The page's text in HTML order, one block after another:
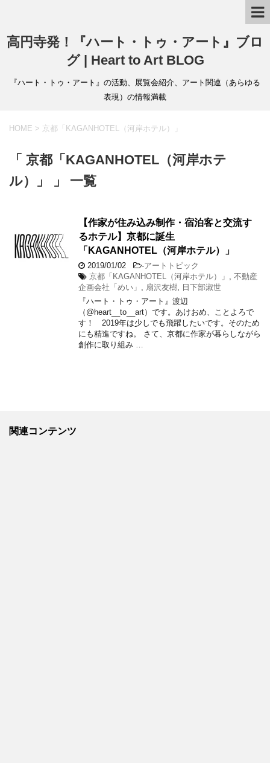
高円寺発！『ハート・トゥ・アート』ブロ
グ | Heart to Art BLOG
『ハート・トゥ・アート』の活動、展覧会紹介、アート関連（あらゆる
表現）の情報満載
HOME > 京都「KAGANHOTEL（河岸ホテル）」
「 京都「KAGANHOTEL（河岸ホテ
ル）」 」 一覧
【作家が住み込み制作・宿泊客と交流す
るホテル】京都に誕生
「KAGANHOTEL（河岸ホテル）」
2019/01/02 -アートトピック
京都「KAGANHOTEL（河岸ホテル）」
不動産
企画会社「めい」
扇沢友樹
日下部淑世
『ハート・トゥ・アート』渡辺
（@heart__to__art）です。あけおめ、ことよろで
す！ 2019年は少しでも飛躍したいです。そのため
にも精進ですね。 さて、京都に作家が暮らしながら
創作に取り組み …
関連コンテンツ